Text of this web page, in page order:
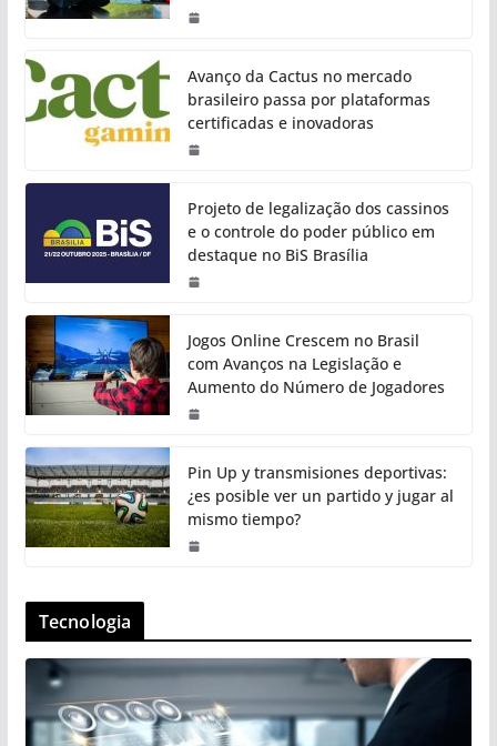
Avanço da Cactus no mercado
brasileiro passa por plataformas
certificadas e inovadoras
Projeto de legalização dos cassinos
e o controle do poder público em
destaque no BiS Brasília
Jogos Online Crescem no Brasil
com Avanços na Legislação e
Aumento do Número de Jogadores
Pin Up y transmisiones deportivas:
¿es posible ver un partido y jugar al
mismo tiempo?
Tecnologia